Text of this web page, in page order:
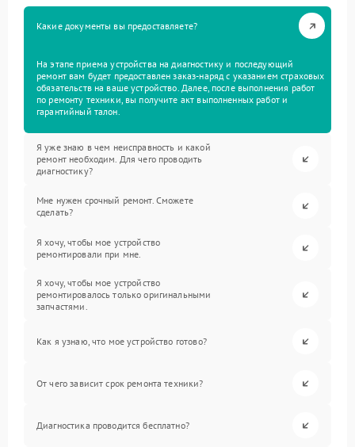
Какие документы вы предоставляете?
На этапе приема устройства на диагностику и последующий
ремонт вам будет предоставлен заказ-наряд с указанием страховых
обязательств на ваше устройство. Далее, после выполнения работ
по ремонту техники, вы получите акт выполненных работ и
гарантийный талон.
Я уже знаю в чем неисправность и какой
ремонт необходим. Для чего проводить
диагностику?
Мне нужен срочный ремонт. Сможете
сделать?
Я хочу, чтобы мое устройство
ремонтировали при мне.
Я хочу, чтобы мое устройство
ремонтировалось только оригинальными
запчастями.
Как я узнаю, что мое устройство готово?
От чего зависит срок ремонта техники?
Диагностика проводится бесплатно?